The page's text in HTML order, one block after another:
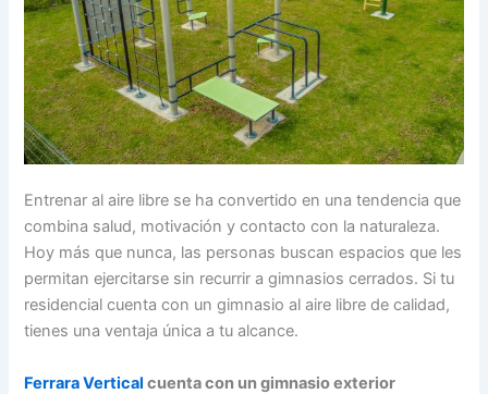
Entrenar al aire libre se ha convertido en una tendencia que
combina salud, motivación y contacto con la naturaleza.
Hoy más que nunca, las personas buscan espacios que les
permitan ejercitarse sin recurrir a gimnasios cerrados. Si tu
residencial cuenta con un gimnasio al aire libre de calidad,
tienes una ventaja única a tu alcance.
Ferrara Vertical cuenta con un gimnasio exterior